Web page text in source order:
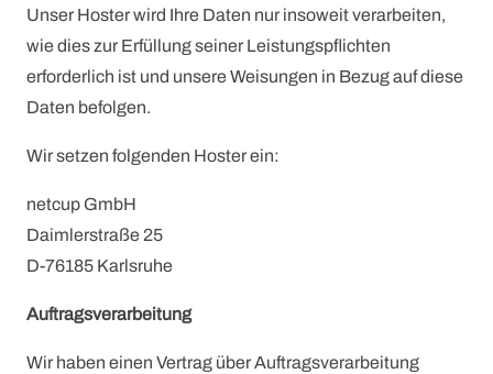
Unser Hoster wird Ihre Daten nur insoweit verarbeiten,
wie dies zur Erfüllung seiner Leistungspflichten
erforderlich ist und unsere Weisungen in Bezug auf diese
Daten befolgen.
Wir setzen folgenden Hoster ein:
netcup GmbH
Daimlerstraße 25
D-76185 Karlsruhe
Auftragsverarbeitung
Wir haben einen Vertrag über Auftragsverarbeitung